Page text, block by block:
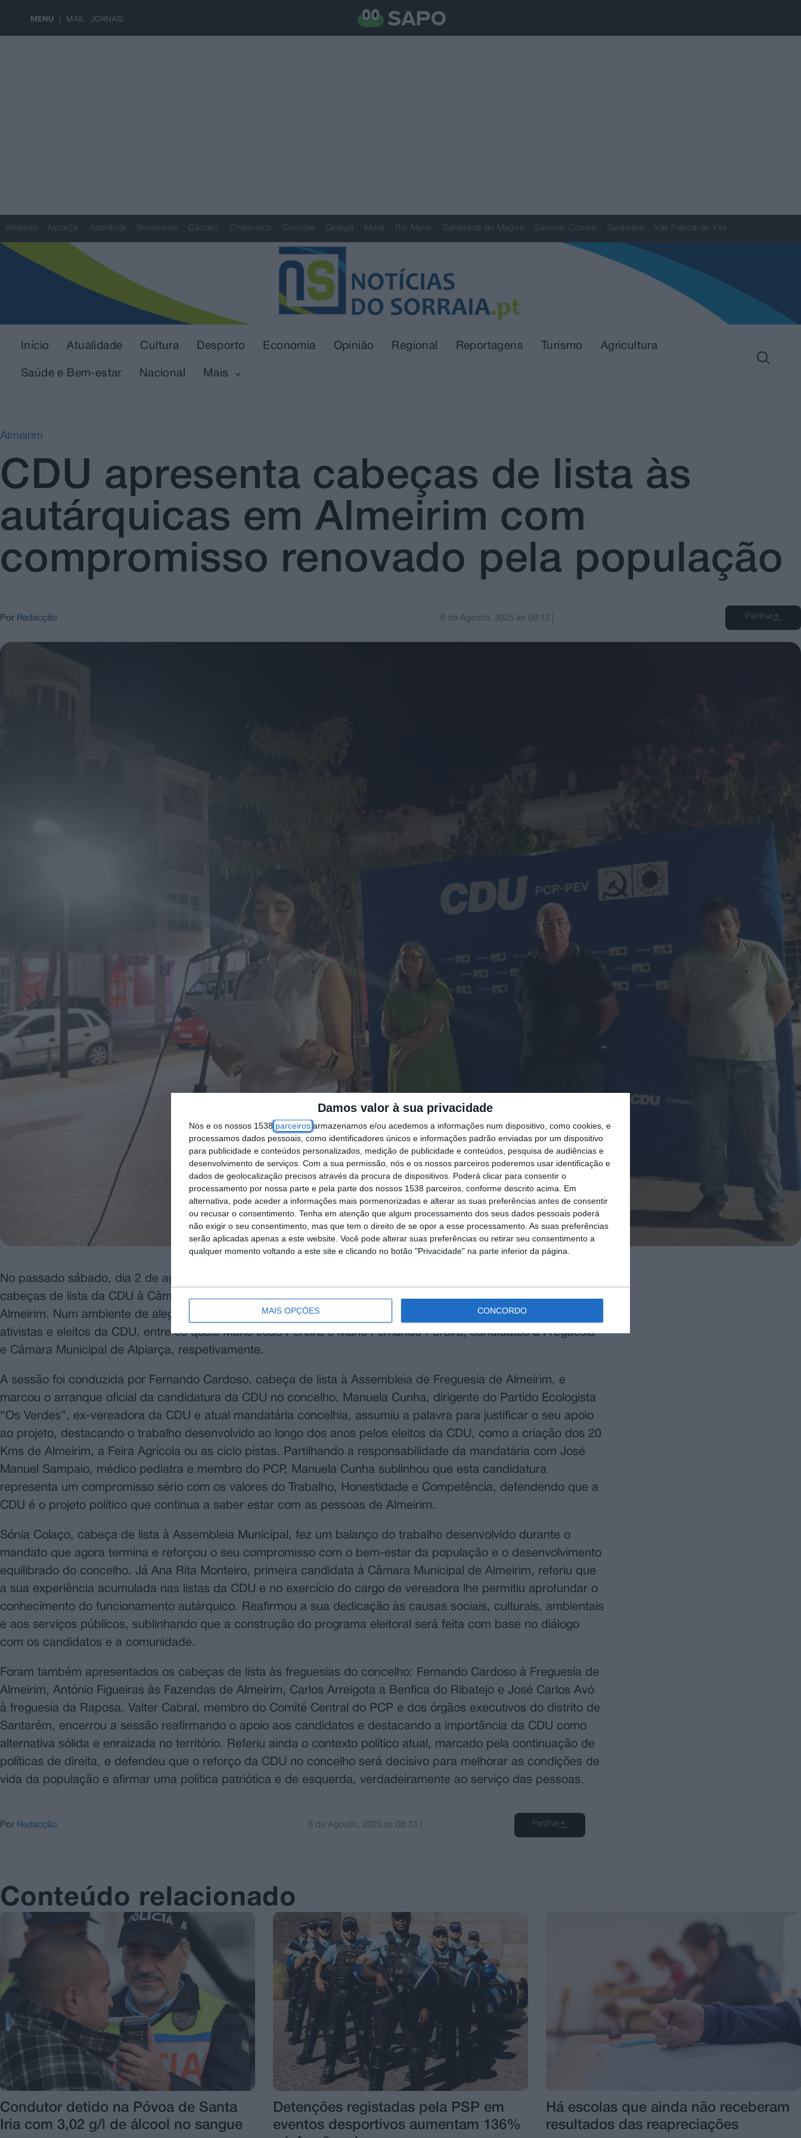
Damos valor à sua privacidade
Nós e os nossos 1538 parceiros armazenamos e/ou acedemos a informações num dispositivo, como cookies, e
processamos dados pessoais, como identificadores únicos e informações padrão enviadas por um dispositivo
para publicidade e conteúdos personalizados, medição de publicidade e conteúdos, pesquisa de audiências e
desenvolvimento de serviços. Com a sua permissão, nós e os nossos parceiros poderemos usar identificação e
dados de geolocalização precisos através da procura de dispositivos. Poderá clicar para consentir o
processamento por nossa parte e pela parte dos nossos 1538 parceiros, conforme descrito acima. Em
alternativa, pode aceder a informações mais pormenorizadas e alterar as suas preferências antes de consentir
ou recusar o consentimento. Tenha em atenção que algum processamento dos seus dados pessoais poderá
não exigir o seu consentimento, mas que tem o direito de se opor a esse processamento. As suas preferências
serão aplicadas apenas a este website. Você pode alterar suas preferências ou retirar seu consentimento a
qualquer momento voltando a este site e clicando no botão "Privacidade" na parte inferior da página.
MAIS OPÇÕES CONCORDO
MENU MAIL JORNAIS
Almeirim Alpiarça Azambuja Benavente Cartaxo Chamusca Coruche Golegã Mora Rio Maior Salvaterra de Magos Samora Correia Santarém Vila Franca de Xira
Início Atualidade Cultura Desporto Economia Opinião Regional Reportagens Turismo Agricultura
Saúde e Bem-estar Nacional Mais
Almeirim
CDU apresenta cabeças de lista às
autárquicas em Almeirim com
compromisso renovado pela população
Por Redacção 6 de Agosto, 2025 às 08:13 Partilhar
No passado sábado, dia 2 de agosto, o Parque das Laranjeiras foi o palco da apresentação pública dos
cabeças de lista da CDU à Câmara Municipal, Assembleia Municipal e Juntas de Freguesia do concelho de
Almeirim. Num ambiente de alegria e confraternização, o evento reuniu muitos amigos, apoiantes, candidatos,
ativistas e eleitos da CDU, entre os quais Mário João Pereira e Mário Fernando Pereira, candidatos à Freguesia
e Câmara Municipal de Alpiarça, respetivamente.
A sessão foi conduzida por Fernando Cardoso, cabeça de lista à Assembleia de Freguesia de Almeirim, e
marcou o arranque oficial da candidatura da CDU no concelho. Manuela Cunha, dirigente do Partido Ecologista
“Os Verdes”, ex-vereadora da CDU e atual mandatária concelhia, assumiu a palavra para justificar o seu apoio
ao projeto, destacando o trabalho desenvolvido ao longo dos anos pelos eleitos da CDU, como a criação dos 20
Kms de Almeirim, a Feira Agrícola ou as ciclo pistas. Partilhando a responsabilidade da mandatária com José
Manuel Sampaio, médico pediatra e membro do PCP, Manuela Cunha sublinhou que esta candidatura
representa um compromisso sério com os valores do Trabalho, Honestidade e Competência, defendendo que a
CDU é o projeto político que continua a saber estar com as pessoas de Almeirim.
Sónia Colaço, cabeça de lista à Assembleia Municipal, fez um balanço do trabalho desenvolvido durante o
mandato que agora termina e reforçou o seu compromisso com o bem-estar da população e o desenvolvimento
equilibrado do concelho. Já Ana Rita Monteiro, primeira candidata à Câmara Municipal de Almeirim, referiu que
a sua experiência acumulada nas listas da CDU e no exercício do cargo de vereadora lhe permitiu aprofundar o
conhecimento do funcionamento autárquico. Reafirmou a sua dedicação às causas sociais, culturais, ambientais
e aos serviços públicos, sublinhando que a construção do programa eleitoral será feita com base no diálogo
com os candidatos e a comunidade.
Foram também apresentados os cabeças de lista às freguesias do concelho: Fernando Cardoso à Freguesia de
Almeirim, António Figueiras às Fazendas de Almeirim, Carlos Arreigota a Benfica do Ribatejo e José Carlos Avó
à freguesia da Raposa. Valter Cabral, membro do Comité Central do PCP e dos órgãos executivos do distrito de
Santarém, encerrou a sessão reafirmando o apoio aos candidatos e destacando a importância da CDU como
alternativa sólida e enraizada no território. Referiu ainda o contexto político atual, marcado pela continuação de
políticas de direita, e defendeu que o reforço da CDU no concelho será decisivo para melhorar as condições de
vida da população e afirmar uma política patriótica e de esquerda, verdadeiramente ao serviço das pessoas.
Por Redacção 6 de Agosto, 2025 às 08:13 Partilhar
Conteúdo relacionado
Condutor detido na Póvoa de Santa
Iria com 3,02 g/l de álcool no sangue
Detenções registadas pela PSP em
eventos desportivos aumentam 136%
Há escolas que ainda não receberam
resultados das reapreciações